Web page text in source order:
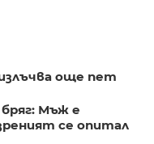
още пет
Мъж е
се опитал